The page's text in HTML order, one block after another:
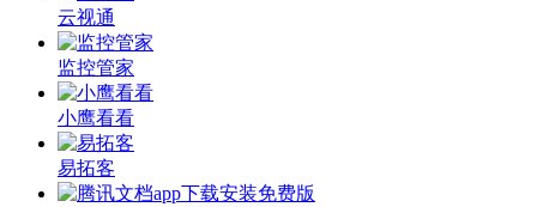
云视通
监控管家
小鹰看看
易拓客